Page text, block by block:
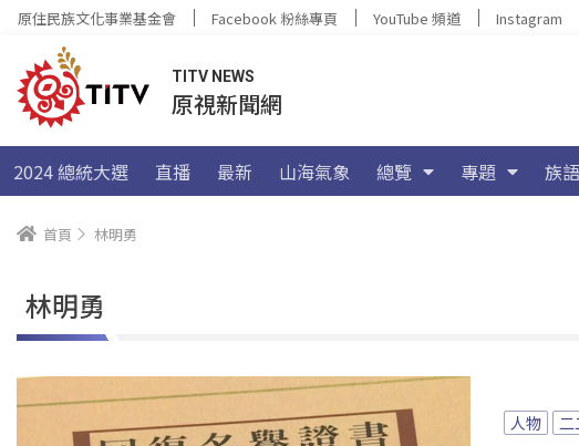
原住民族文化事業基金會 Facebook 粉絲專頁 YouTube 頻道 Instagram
TITV NEWS
原視新聞網
2024 總統大選 直播 最新 山海氣象 總覽 專題 族
首頁 林明勇
林明勇
人物 二